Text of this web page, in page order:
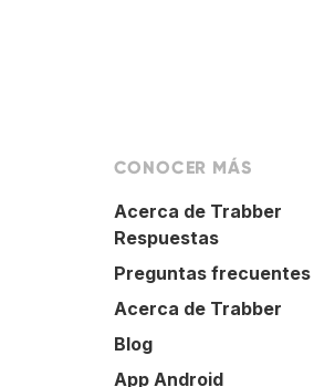
CONOCER MÁS
Acerca de Trabber
Respuestas
Preguntas frecuentes
Acerca de Trabber
Blog
App Android